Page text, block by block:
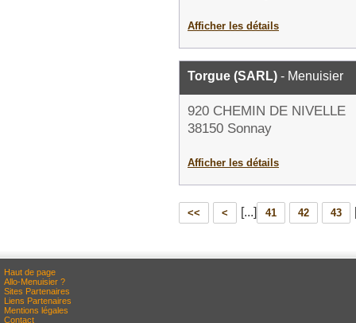
Afficher les détails
Torgue (SARL) - Menuisier
920 CHEMIN DE NIVELLE
38150 Sonnay
Afficher les détails
<< < [...] 41 42 43
Haut de page
Allo-Menuisier ?
Sites Partenaires
Liens Partenaires
Mentions légales
Contact